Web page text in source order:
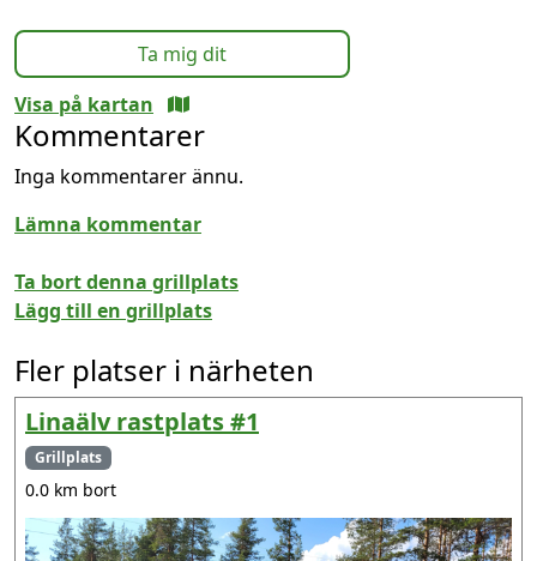
Ta mig dit
Visa på kartan
Kommentarer
Inga kommentarer ännu.
Lämna kommentar
Ta bort denna grillplats
Lägg till en grillplats
Fler platser i närheten
Linaälv rastplats #1
Grillplats
0.0 km bort